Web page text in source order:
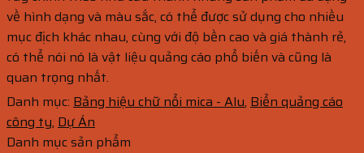
về hình dạng và màu sắc, có thể được sử dụng cho nhiều
mục địch khác nhau, cùng với độ bền cao và giá thành rẻ,
có thể nói nó là vật liệu quảng cáo phổ biến và cũng là
quan trọng nhất.
Danh mục: Bảng hiệu chữ nổi mica - Alu, Biển quảng cáo
công ty, Dự Án
Danh mục sản phẩm